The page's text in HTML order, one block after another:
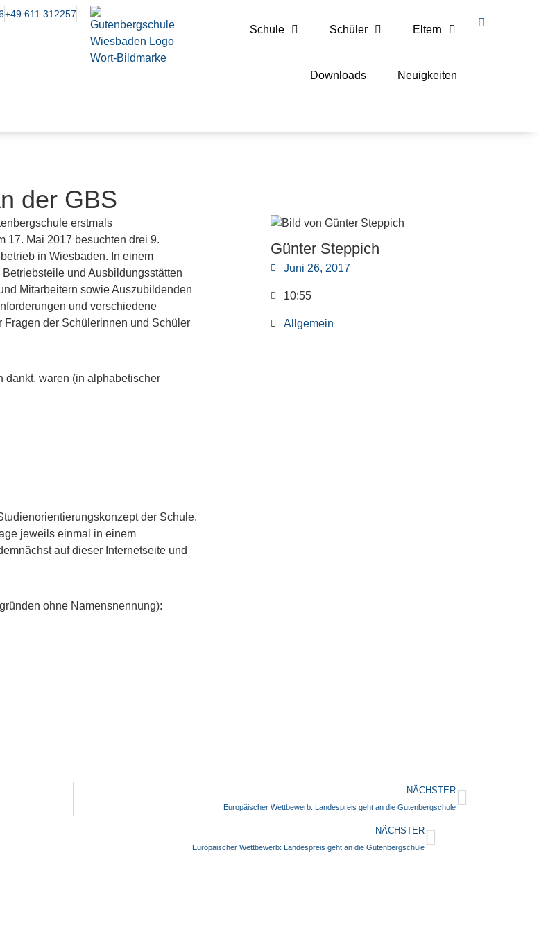
+49 611 312257
Schule Schüler Eltern
Downloads Neuigkeiten
der GBS
erstmals
17. Mai 2017 besuchten drei 9.
in Wiesbaden. In einem
und Ausbildungsstätten
Mitarbeitern sowie Auszubildenden
und verschiedene
der Schülerinnen und Schüler
dankt, waren (in alphabetischer
der Schule.
jeweils einmal in einem
auf dieser Internetseite und
ohne Namensnennung):
Günter Steppich
Juni 26, 2017
10:55
Allgemein
NÄCHSTER
Europäischer Wettbewerb: Landespreis geht an die Gutenbergschule
NÄCHSTER
Europäischer Wettbewerb: Landespreis geht an die Gutenbergschule